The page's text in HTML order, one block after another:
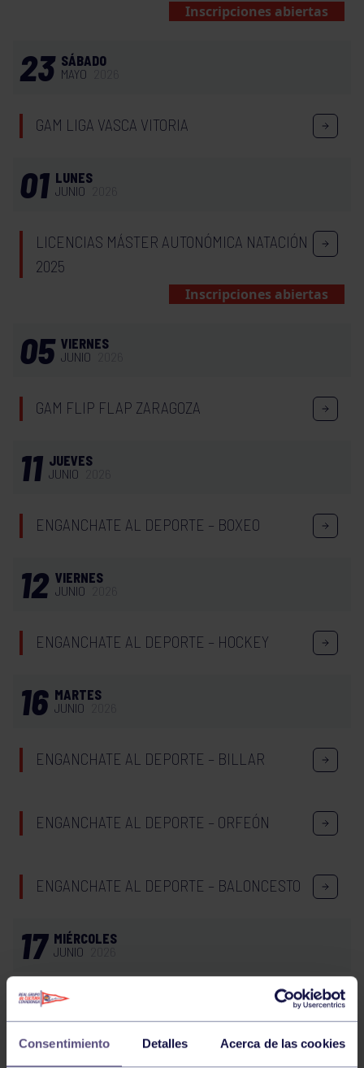
Consentimiento Detalles Acerca de las cookies
Inscripciones abiertas
23 SÁBADO
MAYO
GAM LIGA VASCA VITORIA
01 LUNES
JUNIO
LICENCIAS MÁSTER AUTONÓMICA NATACIÓN
2025
Inscripciones abiertas
05 VIERNES
JUNIO
GAM FLIP FLAP ZARAGOZA
11 JUEVES
JUNIO
ENGANCHATE AL DEPORTE – BOXEO
12 VIERNES
JUNIO
ENGANCHATE AL DEPORTE – HOCKEY
16 MARTES
JUNIO
ENGANCHATE AL DEPORTE – BILLAR
ENGANCHATE AL DEPORTE – ORFEÓN
ENGANCHATE AL DEPORTE – BALONCESTO
17 MIÉRCOLES
JUNIO
PILATES REFORMER 19:00. GRUPO BEGOÑA